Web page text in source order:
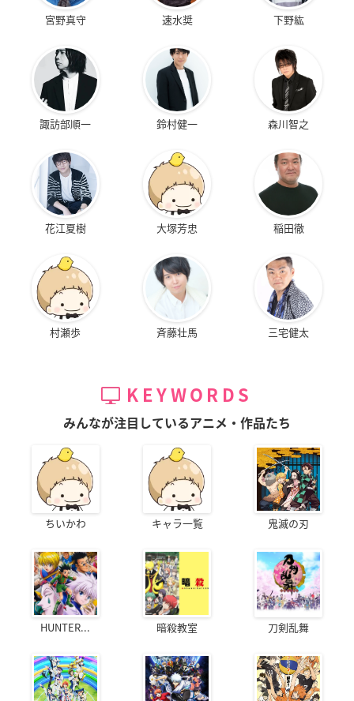
宮野真守 速水奨 下野紘
諏訪部順一 鈴村健一 森川智之
花江夏樹 大塚芳忠 稲田徹
村瀬歩 斉藤壮馬 三宅健太
KEYWORDS
みんなが注目しているアニメ・作品たち
ちいかわ キャラ一覧 鬼滅の刃
HUNTER... 暗殺教室 刀剣乱舞